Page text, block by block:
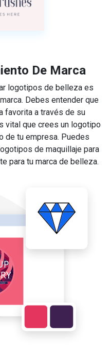
De Marca
logotipos de belleza es
Debes entender que
favorita a través de su
vital que crees un logotipo
de tu empresa. Puedes
de maquillaje para
para tu marca de belleza.